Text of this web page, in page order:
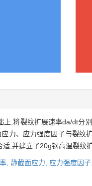
上,将裂纹扩展速率da/dt分
力、应力强度因子与裂
,并建立了20g钢高温裂纹
, 静截面应力, 应力强度因